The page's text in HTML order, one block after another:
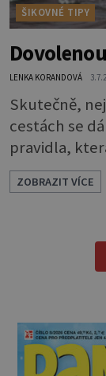
ŠIKOVNÉ TIPY
LENKA KORANDOVÁ
Skutečně,
cestách se
pravidla,
Riziko na
průjmů
přípravě a
ZOBRAZIT VÍCE